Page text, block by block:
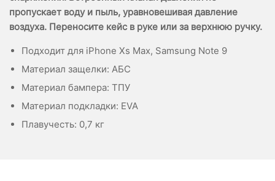
пропускает воду и пыль, уравновешивая давление
воздуха. Переносите кейс в руке или за верхнюю ручку.
Подходит для iPhone Xs Max, Samsung Note 9
Материал защелки: АБС
Материал бампера: ТПУ
Материал подкладки: EVA
Плавучесть: 0,7 кг